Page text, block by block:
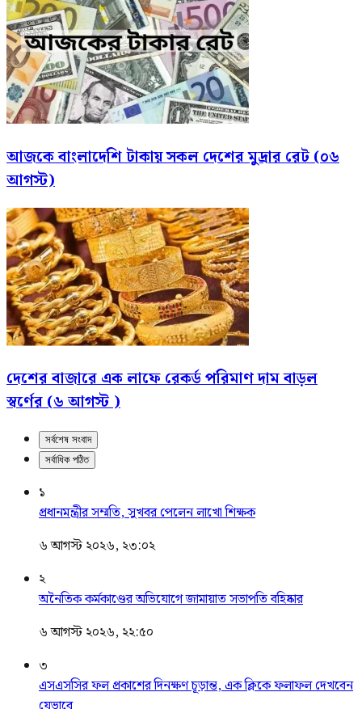
আজকে বাংলাদেশি টাকায় সকল দেশের মুদ্রার রেট (০৬
আগস্ট)
দেশের বাজারে এক লাফে রেকর্ড পরিমাণ দাম বাড়ল
স্বর্ণের (৬ আগস্ট )
সর্বশেষ সংবাদ
সর্বাধিক পঠিত
১
প্রধানমন্ত্রীর সম্মতি, সুখবর পেলেন লাখো শিক্ষক
৬ আগস্ট ২০২৬, ২৩:০২
২
অনৈতিক কর্মকাণ্ডের অভিযোগে জামায়াত সভাপতি বহিষ্কার
৬ আগস্ট ২০২৬, ২২:৫০
৩
এসএসসির ফল প্রকাশের দিনক্ষণ চূড়ান্ত, এক ক্লিকে ফলাফল দেখবেন